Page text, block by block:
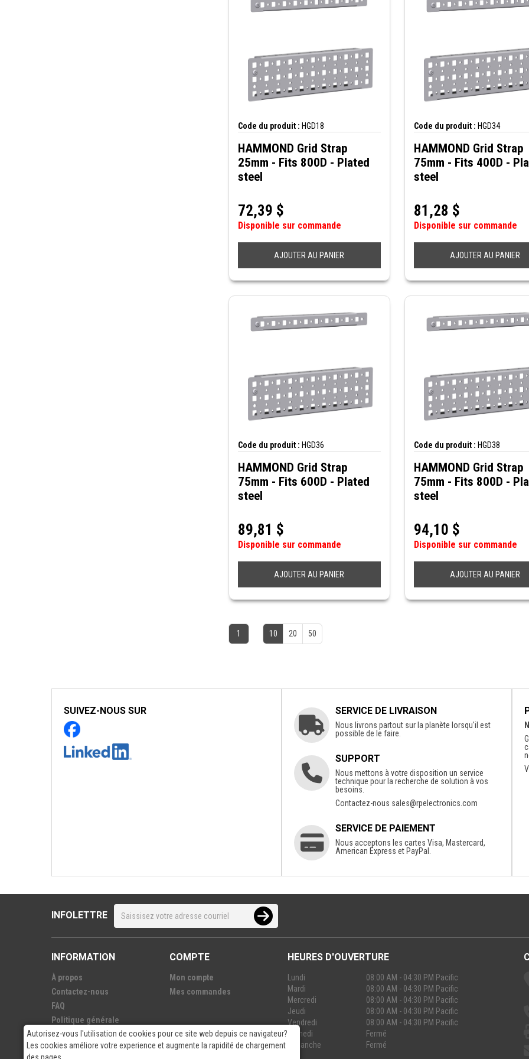
Autorisez-vous l'utilisation de cookies pour ce site web depuis ce navigateur?
Les cookies améliore votre experience et augmente la rapidité de chargement
Code du produit : HGD18
HAMMOND Grid Strap
25mm - Fits 800D - Plated
steel
72,39 $
Disponible sur commande
AJOUTER AU PANIER
Code du produit : HGD34
HAMMOND Grid Strap
75mm - Fits 400D -
steel
81,28 $
Disponible sur commande
AJOUTER AU PANIER
Code du produit : HGD36
HAMMOND Grid Strap
75mm - Fits 600D - Plated
steel
89,81 $
Disponible sur commande
AJOUTER AU PANIER
Code du produit : HGD38
HAMMOND Grid Strap
75mm - Fits 800D -
steel
94,10 $
Disponible sur commande
AJOUTER AU PANIER
1 10 20 50
SUIVEZ-NOUS SUR SERVICE DE LIVRAISON
Nous livrons partout sur la planète lorsqu'il est
possible de le faire.
SUPPORT
Nous mettons à votre disposition un service
technique pour la recherche de solution à vos
besoins.
Contactez-nous sales@rpelectronics.com
SERVICE DE PAIEMENT
Nous acceptons les cartes Visa, Mastercard,
American Express et PayPal.
INFOLETTRE
INFORMATION
À propos
Contactez-nous
FAQ
Politique générale
Nos fournisseurs
COMPTE
Mon compte
Mes commandes
HEURES D'OUVERTURE
Lundi
08:00 AM - 04:30 PM Pacific
Mardi
08:00 AM - 04:30 PM Pacific
Mercredi
08:00 AM - 04:30 PM Pacific
Jeudi
08:00 AM - 04:30 PM Pacific
Vendredi
08:00 AM - 04:30 PM Pacific
Samedi
Fermé
Dimanche
Fermé